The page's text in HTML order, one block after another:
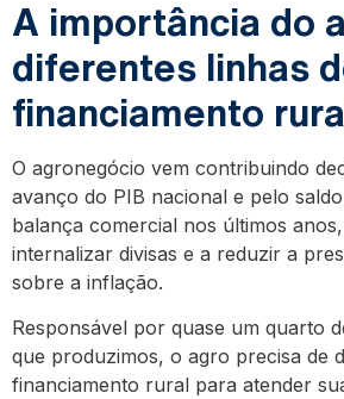
A importância do
diferentes linhas
financiamento
O agronegócio vem contribuindo
avanço do PIB nacional e pelo
balança comercial nos últimos
internalizar divisas e a reduzir a
sobre a inflação.
Responsável por quase um quarto
que produzimos, o agro precisa de
financiamento rural para atender